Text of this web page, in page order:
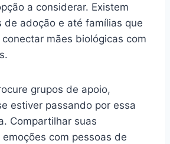
a considerar. Existem
de adoção e até famílias que
mães biológicas com
grupos de apoio,
estiver passando por essa
Compartilhar suas
com pessoas de